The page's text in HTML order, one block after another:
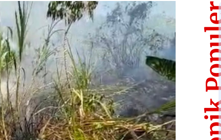
Pencemaran Nama Baik, Keluarga Desak Oknum Guru